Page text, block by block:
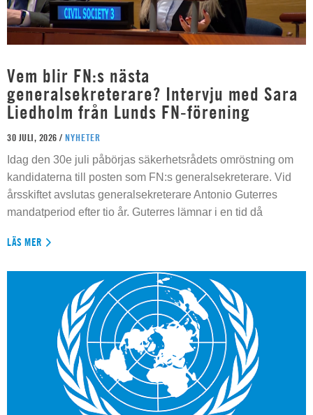
Vem blir FN:s nästa
generalsekreterare? Intervju med Sara
Liedholm från Lunds FN-förening
30 JULI, 2026 / NYHETER
Idag den 30e juli påbörjas säkerhetsrådets omröstning om
kandidaterna till posten som FN:s generalsekreterare. Vid
årsskiftet avslutas generalsekreterare Antonio Guterres
mandatperiod efter tio år. Guterres lämnar i en tid då
LÄS MER